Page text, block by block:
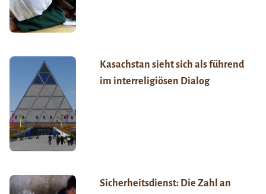
Kasachstan sieht sich als führend
im interreligiösen Dialog
Sicherheitsdienst: Die Zahl an